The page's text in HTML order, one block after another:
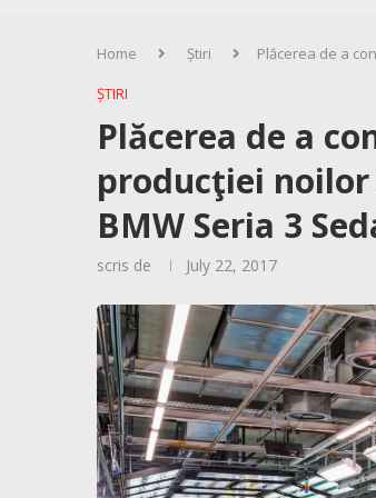
Home Știri
Plăcerea de a
ȘTIRI
Plăcerea de a
producţiei
BMW Seria 3
scris de July 22, 2017